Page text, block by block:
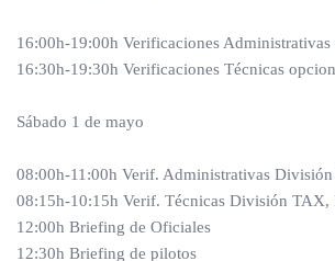
16:00h-19:00h Verificaciones Administrativas
16:30h-19:30h Verificaciones Técnicas
Sábado 1 de mayo
08:00h-11:00h Verif. Administrativas
08:15h-10:15h Verif. Técnicas División
12:00h Briefing de Oficiales
12:30h Briefing de pilotos